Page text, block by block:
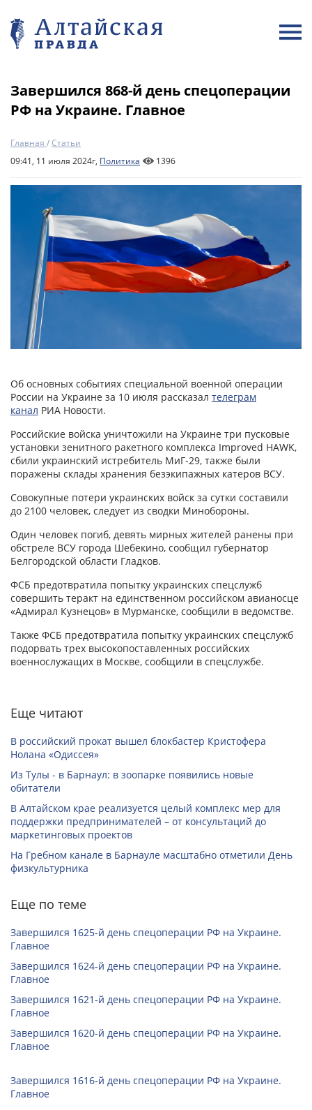
Завершился 868-й день спецоперации
РФ на Украине. Главное
Главная /Статьи
09:41, 11 июля 2024г, Политика 1396
Об основных событиях специальной военной операции
России на Украине за 10 июля рассказал телеграм
канал РИА Новости.
Российские войска уничтожили на Украине три пусковые
установки зенитного ракетного комплекса Improved HAWK,
сбили украинский истребитель МиГ-29, также были
поражены склады хранения безэкипажных катеров ВСУ.
Совокупные потери украинских войск за сутки составили
до 2100 человек, следует из сводки Минобороны.
Один человек погиб, девять мирных жителей ранены при
обстреле ВСУ города Шебекино, сообщил губернатор
Белгородской области Гладков.
ФСБ предотвратила попытку украинских спецслужб
совершить теракт на единственном российском авианосце
«Адмирал Кузнецов» в Мурманске, сообщили в ведомстве.
Также ФСБ предотвратила попытку украинских спецслужб
подорвать трех высокопоставленных российских
военнослужащих в Москве, сообщили в спецслужбе.
Еще читают
В российский прокат вышел блокбастер Кристофера
Нолана «Одиссея»
Из Тулы - в Барнаул: в зоопарке появились новые
обитатели
В Алтайском крае реализуется целый комплекс мер для
поддержки предпринимателей – от консультаций до
маркетинговых проектов
На Гребном канале в Барнауле масштабно отметили День
физкультурника
Еще по теме
Завершился 1625-й день спецоперации РФ на Украине.
Главное
Завершился 1624-й день спецоперации РФ на Украине.
Главное
Завершился 1621-й день спецоперации РФ на Украине.
Главное
Завершился 1620-й день спецоперации РФ на Украине.
Главное
Завершился 1616-й день спецоперации РФ на Украине.
Главное